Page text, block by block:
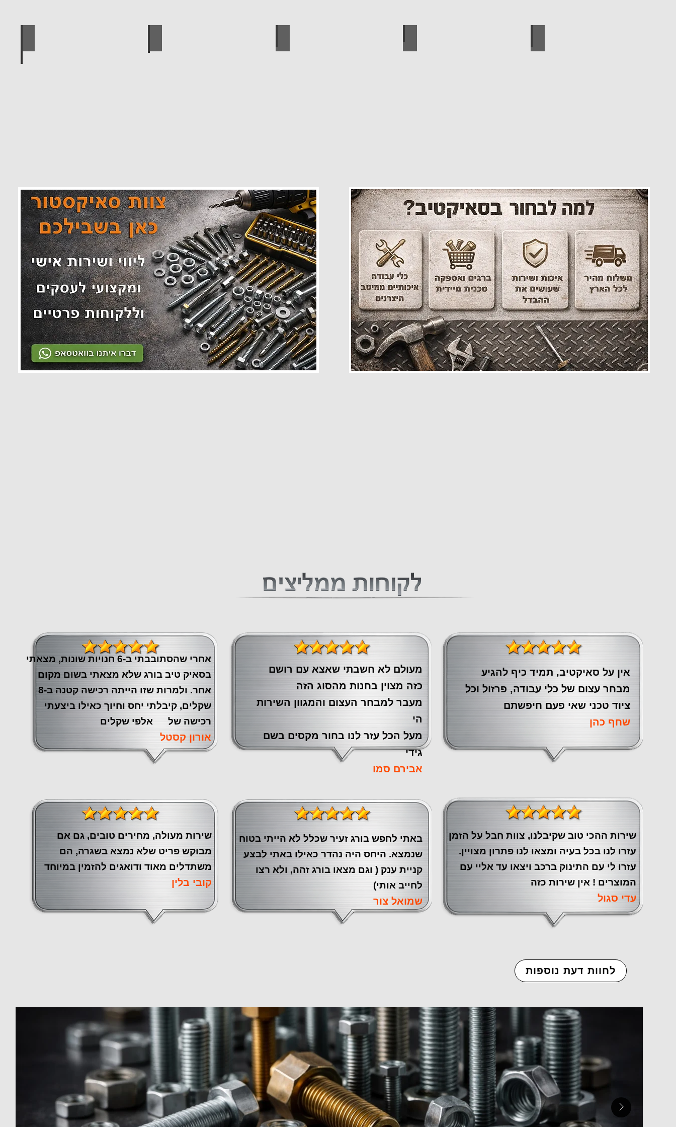
מעולם לא חשבתי שאצא עם רושם
כזה מצוין ‏בחנות מהסוג הזה
‏מעבר ‏למבחר העצום והמגוון השירות
הי
מעל הכל עזר לנו ‏בחור מקסים בשם
גידי
אבירם סמו
אין על סאיקטיב, תמיד כיף להגיע
מבחר עצום של כלי עבודה, פרזול וכל
ציוד טכני שאי פעם חיפשתם
שחף כהן
אחרי שהסתובבתי ב-6 חנויות שונות, מצאתי
בסאיק טיב בורג שלא מצאתי בשום מקום
אחר. ולמרות שזו הייתה רכישה קטנה ב-8
שקלים, קיבלתי יחס וחיוך כאילו ביצעתי
רכישה של אלפי שקלים
אורון קסטל
שירות ההכי טוב שקיבלנו, צוות חבל על הזמן
עזרו לנו בכל בעיה ומצאו לנו פתרון מצויין.
עזרו לי עם התינוק ברכב ויצאו עד אליי עם
המוצרים ! אין שירות כזה
עדי סגול
באתי לחפש בורג זעיר שכלל לא הייתי בטוח
שנמצא. היחס היה נהדר כאילו באתי לבצע
קניית ענק ( וגם מצאו בורג זהה, ולא רצו
לחייב אותי)
שמואל צור
שירות מעולה, מחירים טובים, גם אם
מבוקש פריט שלא נמצא בשגרה, הם
משתדלים מאוד ודואגים להזמין במיוחד
קובי בלין
לחוות דעת נוספות